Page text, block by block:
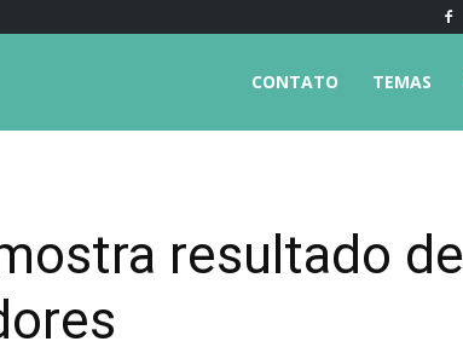
TEMAS
CONTATO
resultado de